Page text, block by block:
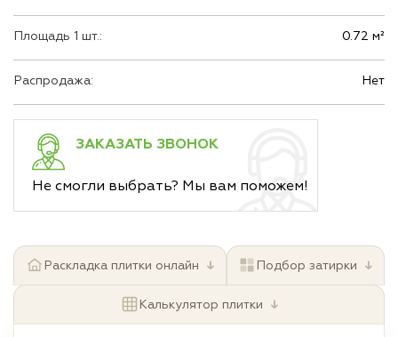
Площадь 1 шт.: 0.72 м²
Распродажа: Нет
ЗАКАЗАТЬ ЗВОНОК
Не смогли выбрать? Мы вам поможем!
Раскладка плитки онлайн ↓ Подбор затирки ↓
Калькулятор плитки ↓